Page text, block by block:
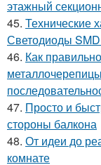
этажный
45. Технические
Светодиоды SMD
46. Как
47. Просто и
стороны балкона
48. От идеи до
комнате